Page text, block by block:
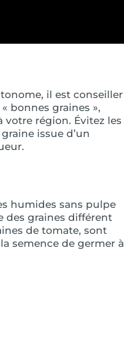
il est conseiller
bonnes graines »,
votre région. Évitez les
issue d’un
humides sans pulpe
des graines différent
de tomate, sont
semence de germer à